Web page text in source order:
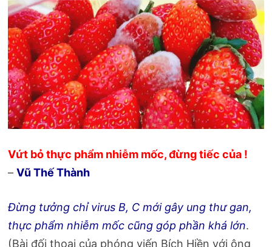
Vứt bỏ thực phẩm nhiễm mốc, đừng tiếc của !
–Vũ Thế Thành
Đừng tưởng chỉ virus B, C mới gây ung thư gan,
thực phẩm nhiễm mốc cũng góp phần khá lớn.
(Bài đối thoại của phóng viến Bích Hiền với ông